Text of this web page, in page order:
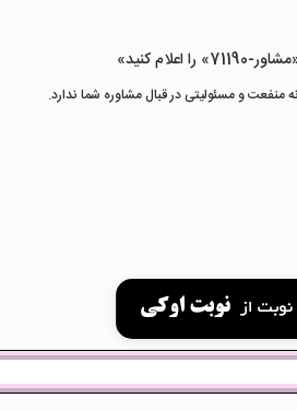
کنید»
و مسئولیتی در قبال مشاوره شما ندارد.